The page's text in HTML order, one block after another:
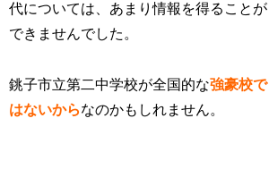
代については、あまり情報を得ることが
できませんでした。
銚子市立第二中学校が全国的な強豪校で
はないからなのかもしれません。